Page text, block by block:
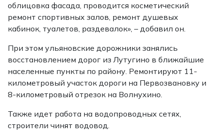
облицовка фасада, проводится косметический
ремонт спортивных залов, ремонт душевых
кабинок, туалетов, раздевалок», – добавил он.
При этом ульяновские дорожники занялись
восстановлением дорог из Лутугино в ближайшие
населенные пункты по району. Ремонтируют 11-
километровый участок дороги на Первозвановку и
8-километровый отрезок на Волнухино.
Также идет работа на водопроводных сетях,
строители чинят водовод.